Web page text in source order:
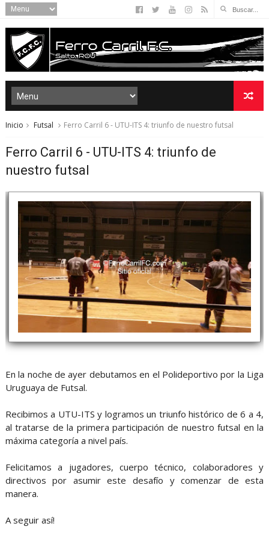
Inicio Futsal Ferro Carril 6 - UTU-ITS 4: triunfo de nuestro futsal
Ferro Carril 6 - UTU-ITS 4: triunfo de
nuestro futsal
En la noche de ayer debutamos en el Polideportivo por la Liga
Uruguaya de Futsal.
Recibimos a UTU-ITS y logramos un triunfo histórico de 6 a 4,
al tratarse de la primera participación de nuestro futsal en la
máxima categoría a nivel país.
Felicitamos a jugadores, cuerpo técnico, colaboradores y
directivos por asumir este desafío y comenzar de esta
manera.
A seguir así!